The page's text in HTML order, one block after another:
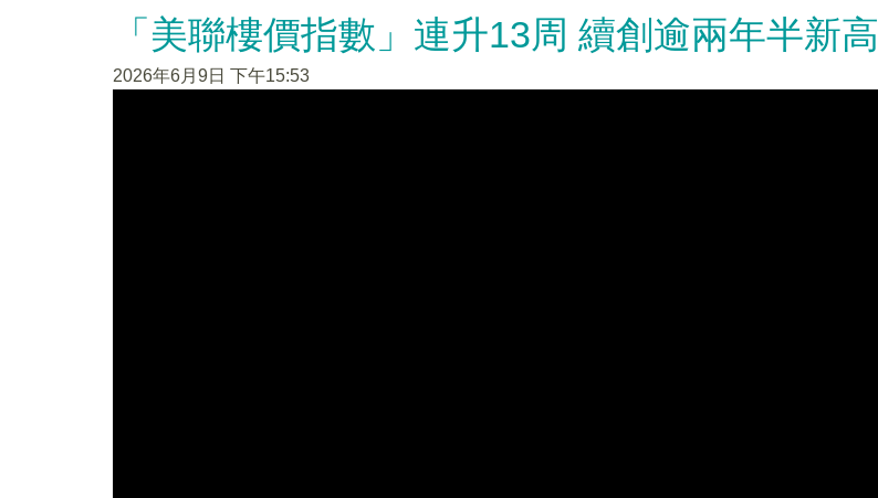
「美聯樓價指數」連升13周 續創逾兩年半新高
2026年6月9日 下午15:53